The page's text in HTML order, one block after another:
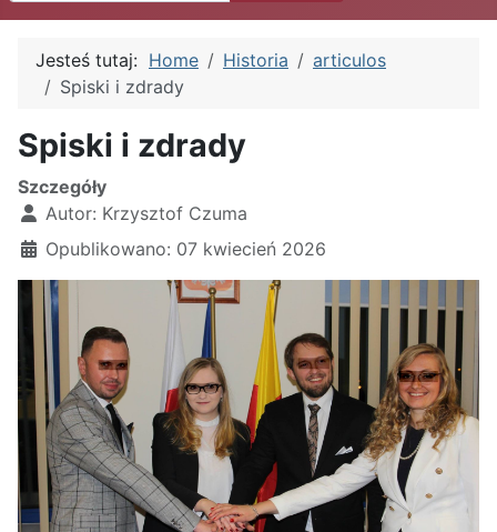
Jesteś tutaj: Home Historia
articulos
Spiski i zdrady
Spiski i zdrady
Szczegóły
Autor: Krzysztof Czuma
Opublikowano: 07 kwiecień 2026